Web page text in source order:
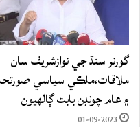
گورنر سنڌ جي نوازشريف سان
ملاقات،ملڪي سياسي
۽ عام چونڊن بابت ڳالهيون
01-09-2023